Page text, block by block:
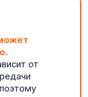
.
от